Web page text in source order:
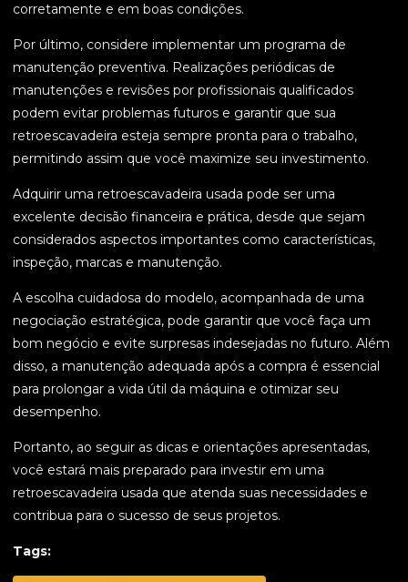
corretamente e em boas condições.
Por último, considere implementar um programa de
manutenção preventiva. Realizações periódicas de
manutenções e revisões por profissionais qualificados
podem evitar problemas futuros e garantir que sua
retroescavadeira esteja sempre pronta para o trabalho,
permitindo assim que você maximize seu investimento.
Adquirir uma retroescavadeira usada pode ser uma
excelente decisão financeira e prática, desde que sejam
considerados aspectos importantes como características,
inspeção, marcas e manutenção.
A escolha cuidadosa do modelo, acompanhada de uma
negociação estratégica, pode garantir que você faça um
bom negócio e evite surpresas indesejadas no futuro. Além
disso, a manutenção adequada após a compra é essencial
para prolongar a vida útil da máquina e otimizar seu
desempenho.
Portanto, ao seguir as dicas e orientações apresentadas,
você estará mais preparado para investir em uma
retroescavadeira usada que atenda suas necessidades e
contribua para o sucesso de seus projetos.
Tags: